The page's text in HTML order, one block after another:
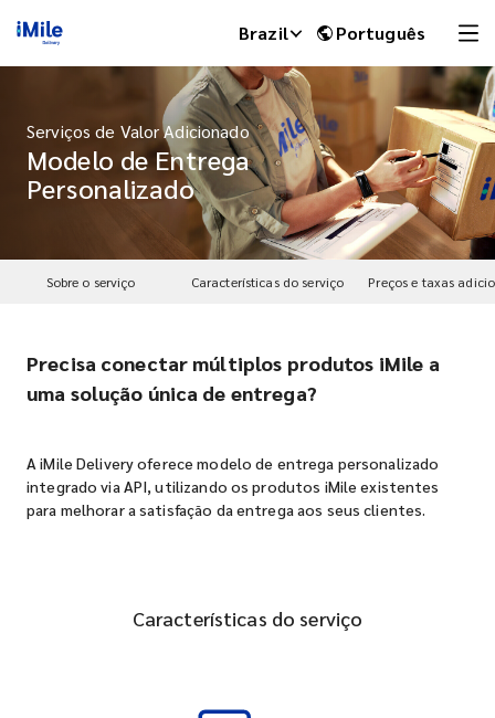
Brazil Português
Serviços de Valor Adicionado
Modelo de Entrega
Personalizado
Sobre o serviço Características do serviço Preços e taxas
Precisa conectar múltiplos produtos iMile a
uma solução única de entrega?
A iMile Delivery oferece modelo de entrega personalizado
integrado via API, utilizando os produtos iMile existentes
para melhorar a satisfação da entrega aos seus clientes.
Características do serviço
iMile Chat